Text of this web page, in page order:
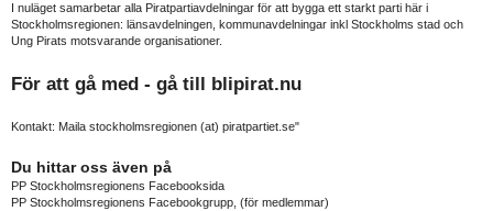
I nuläget samarbetar alla Piratpartiavdelningar för att bygga ett starkt parti här i
Stockholmsregionen: länsavdelningen, kommunavdelningar inkl Stockholms stad och
Ung Pirats motsvarande organisationer.
För att gå med - gå till blipirat.nu
Kontakt: Maila stockholmsregionen (at) piratpartiet.se"
Du hittar oss även på
PP Stockholmsregionens Facebooksida
PP Stockholmsregionens Facebookgrupp , (för medlemmar)